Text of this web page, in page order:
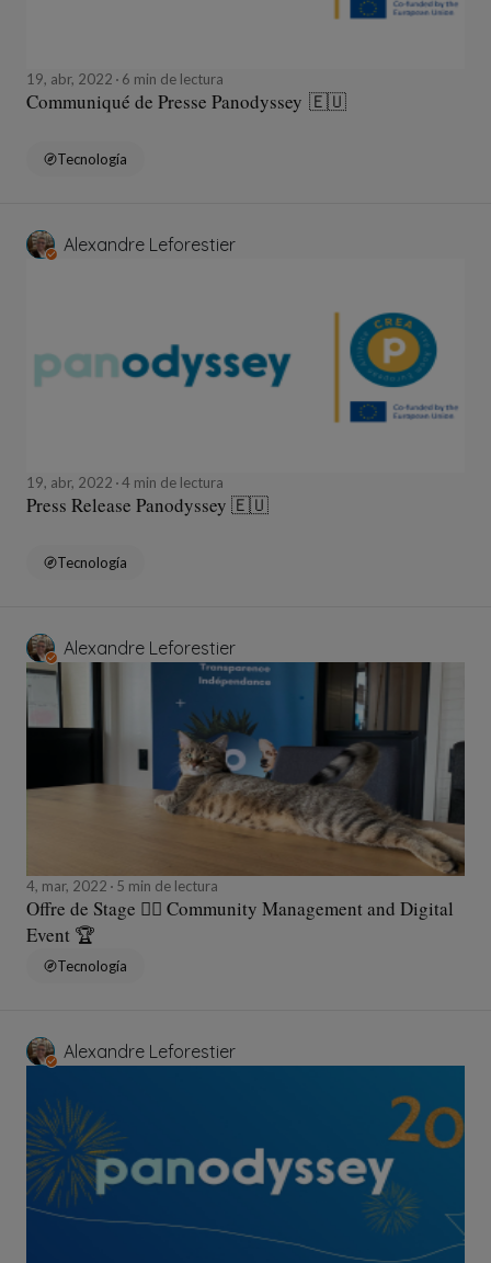
19, abr, 2022 6 min de lectura
Communiqué de Presse Panodyssey 🇪🇺
Tecnología
Alexandre Leforestier
19, abr, 2022 4 min de lectura
Press Release Panodyssey 🇪🇺
Tecnología
Alexandre Leforestier
4, mar, 2022 5 min de lectura
Offre de Stage ✍🏻 Community Management and Digital
Event 🏆
Tecnología
Alexandre Leforestier